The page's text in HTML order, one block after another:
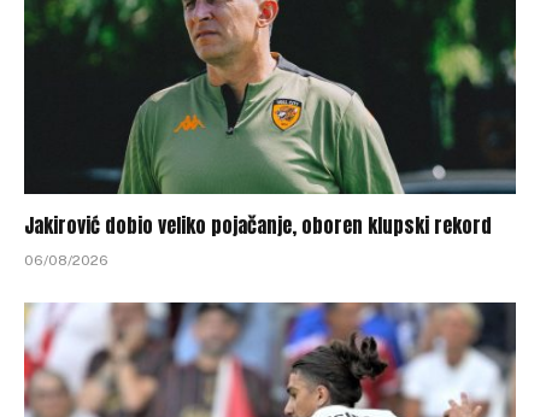
Jakirović dobio veliko pojačanje, oboren klupski rekord
06/08/2026